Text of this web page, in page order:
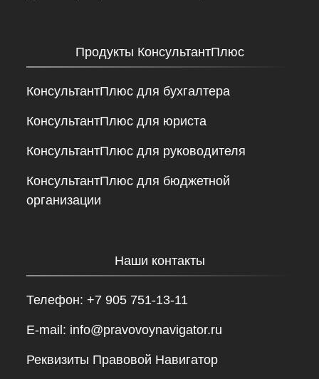
Продукты КонсультантПлюс
КонсультантПлюс для бухгалтера
КонсультантПлюс для юриста
КонсультантПлюс для руководителя
КонсультантПлюс для бюджетной
организации
Наши контакты
Телефон: +7 905 751-13-11
E-mail: info@pravovoynavigator.ru
Реквизиты Правовой Навигатор